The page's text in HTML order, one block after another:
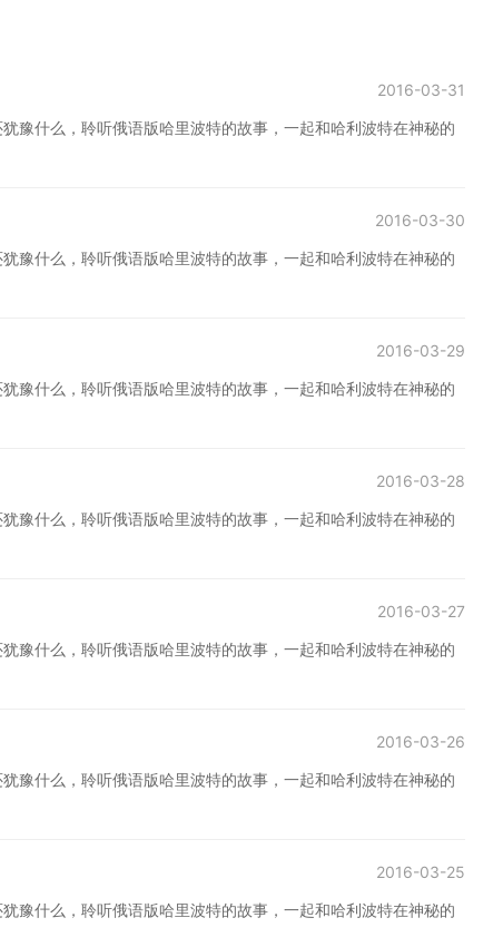
豫什么，聆听俄语版哈里波特的故事，一起和哈利波特在神秘的
2016-03-31
豫什么，聆听俄语版哈里波特的故事，一起和哈利波特在神秘的
2016-03-30
豫什么，聆听俄语版哈里波特的故事，一起和哈利波特在神秘的
2016-03-29
豫什么，聆听俄语版哈里波特的故事，一起和哈利波特在神秘的
2016-03-28
豫什么，聆听俄语版哈里波特的故事，一起和哈利波特在神秘的
2016-03-27
豫什么，聆听俄语版哈里波特的故事，一起和哈利波特在神秘的
2016-03-26
豫什么，聆听俄语版哈里波特的故事，一起和哈利波特在神秘的
2016-03-25